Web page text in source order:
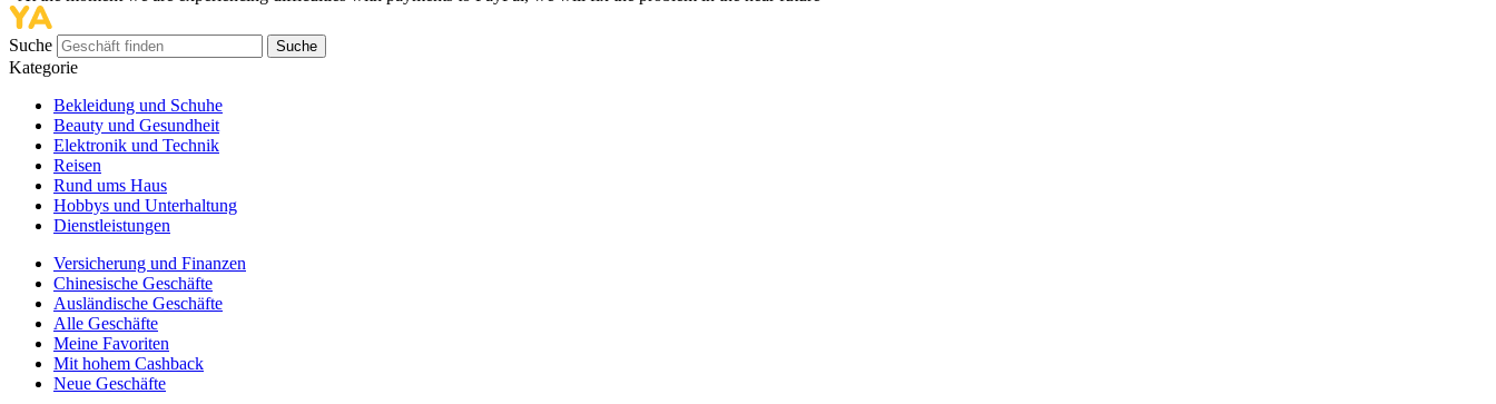
Suche Suche
Kategorie
Bekleidung und Schuhe
Beauty und Gesundheit
Elektronik und Technik
Reisen
Rund ums Haus
Hobbys und Unterhaltung
Dienstleistungen
Versicherung und Finanzen
Chinesische Geschäfte
Ausländische Geschäfte
Alle Geschäfte
Meine Favoriten
Mit hohem Cashback
Neue Geschäfte